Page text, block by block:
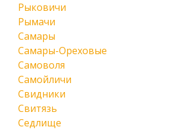
Рыковичи
Рымачи
Самары
Самары-Ореховые
Самоволя
Самойличи
Свидники
Свитязь
Седлище